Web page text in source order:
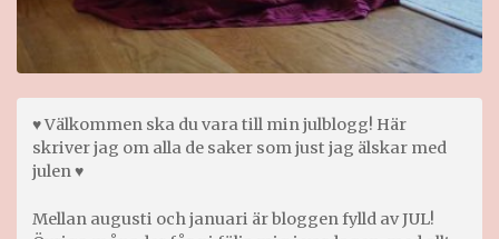
♥ Välkommen ska du vara till min julblogg! Här
skriver jag om alla de saker som just jag älskar med
julen ♥
Mellan augusti och januari är bloggen fylld av JUL!